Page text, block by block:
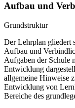
Aufbau und
Grundstruktur
Der Lehrplan gliedert
Aufbau und
Aufgaben der Schule
Entwicklung
allgemeine Hinweise
Entwicklung von
Bereiche des